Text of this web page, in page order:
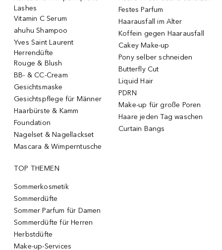
Lashes
Vitamin C Serum
ahuhu Shampoo
Yves Saint Laurent
Herrendüfte
Rouge & Blush
BB- & CC-Cream
Gesichtsmaske
Gesichtspflege für Männer
Haarbürste & Kamm
Foundation
Nagelset & Nagellackset
Mascara & Wimperntusche
Festes Parfum
Haarausfall im Alter
Koffein gegen Haarausfall
Cakey Make-up
Pony selber schneiden
Butterfly Cut
Liquid Hair
PDRN
Make-up für große Poren
Haare jeden Tag waschen
Curtain Bangs
TOP THEMEN
Sommerkosmetik
Sommerdüfte
Sommer Parfum für Damen
Sommerdüfte für Herren
Herbstdüfte
Make-up-Services